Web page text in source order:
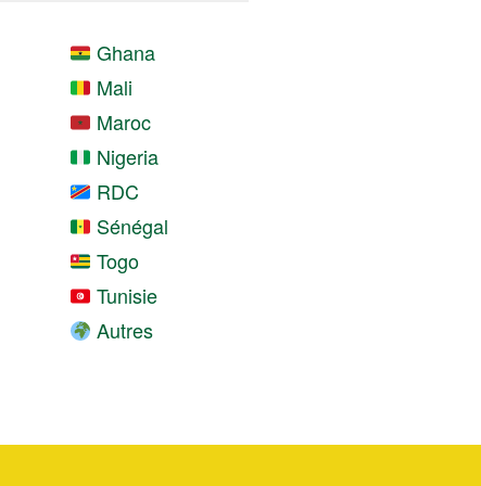
Ghana
Mali
Maroc
Nigeria
RDC
Sénégal
Togo
Tunisie
Autres